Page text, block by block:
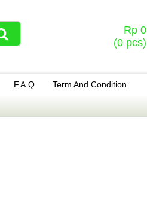
Rp 0
(0 pcs)
F.A.Q Term And Condition